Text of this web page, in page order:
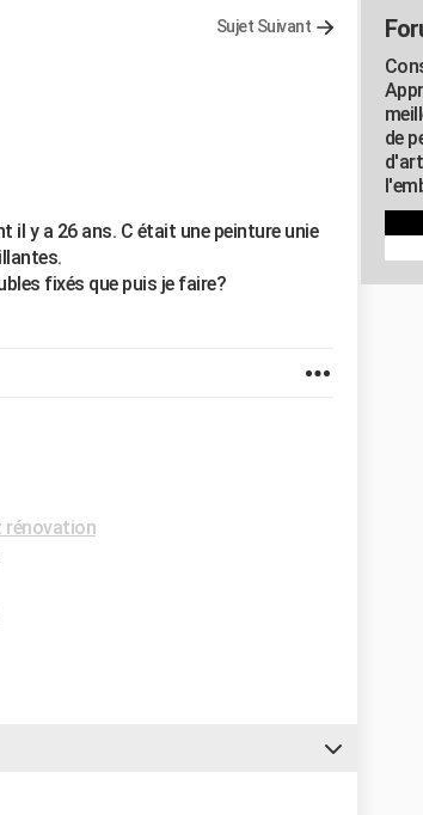
Sujet Suivant
il y a 26 ans. C était une peinture unie
fixés que puis je faire?
rénovation
de